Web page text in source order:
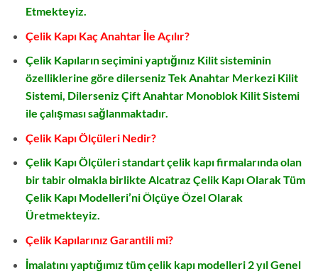
Etmekteyiz.
Çelik Kapı Kaç Anahtar İle Açılır?
Çelik Kapıların seçimini yaptığınız Kilit sisteminin
özelliklerine göre dilerseniz Tek Anahtar Merkezi Kilit
Sistemi, Dilerseniz Çift Anahtar Monoblok Kilit Sistemi
ile çalışması sağlanmaktadır.
Çelik Kapı Ölçüleri Nedir?
Çelik Kapı Ölçüleri standart çelik kapı firmalarında olan
bir tabir olmakla birlikte Alcatraz Çelik Kapı Olarak Tüm
Çelik Kapı Modelleri’ni Ölçüye Özel Olarak
Üretmekteyiz.
Çelik Kapılarınız Garantili mi?
İmalatını yaptığımız tüm çelik kapı modelleri 2 yıl Genel